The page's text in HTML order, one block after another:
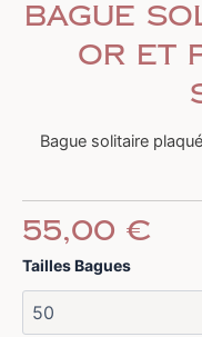
Bague
or et
Bague solitaire
55,00 €
Tailles Bagues
quantité
Bague